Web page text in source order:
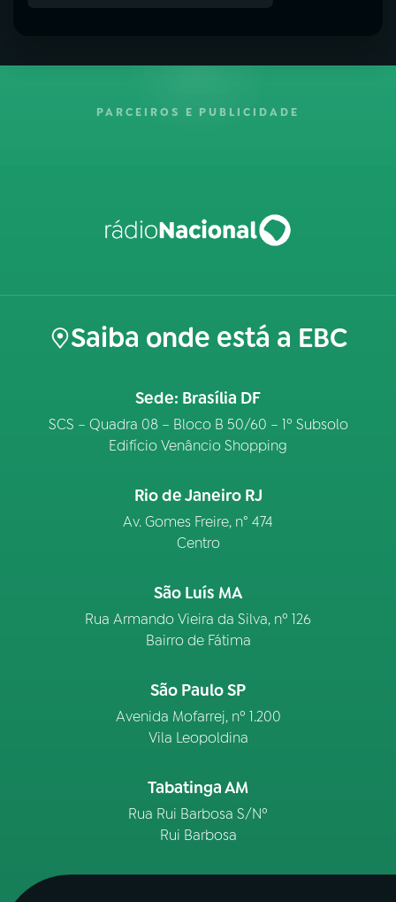
PARCEIROS E PUBLICIDADE
Saiba onde está a EBC
Sede: Brasília DF
SCS – Quadra 08 – Bloco B 50/60 – 1º Subsolo
Edifício Venâncio Shopping
Rio de Janeiro RJ
Av. Gomes Freire, n° 474
Centro
São Luís MA
Rua Armando Vieira da Silva, nº 126
Bairro de Fátima
São Paulo SP
Avenida Mofarrej, nº 1.200
Vila Leopoldina
Tabatinga AM
Rua Rui Barbosa S/Nº
Rui Barbosa